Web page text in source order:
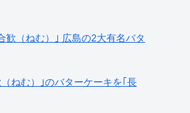
歓（ねむ）｣ 広島の2大有名バタ
ねむ）｣のバターケーキを｢長